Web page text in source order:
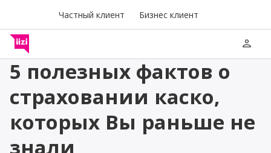
Частный клиент Бизнес клиент
person
5 полезных фактов о
страховании каско,
которых Вы раньше не
знали